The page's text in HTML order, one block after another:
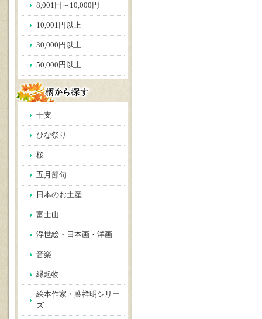
8,001円～10,000円
10,001円以上
30,000円以上
50,000円以上
干支
ひな祭り
桜
五月節句
日本のお土産
富士山
浮世絵・日本画・洋画
音楽
縁起物
絵本作家・葉祥明シリー
ズ